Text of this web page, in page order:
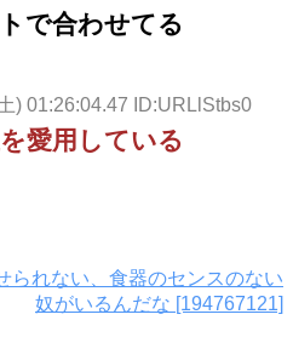
で合わせてる
) 01:26:04.47 ID:URLlStbs0
愛用している
られない、食器のセンスのない
奴がいるんだな [194767121]